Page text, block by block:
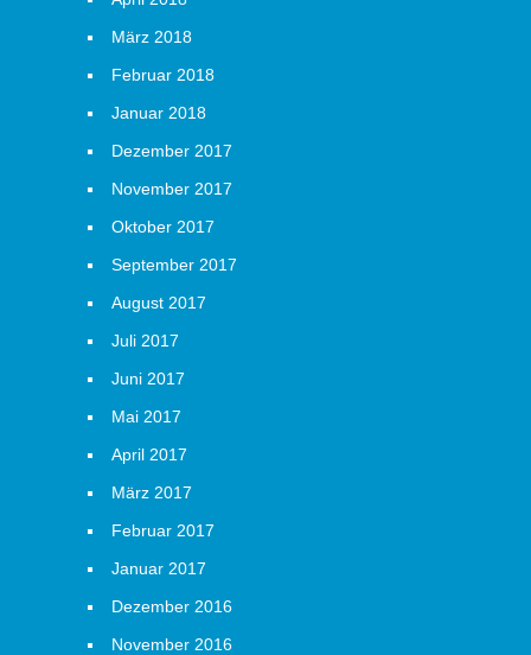
März 2018
Februar 2018
Januar 2018
Dezember 2017
November 2017
Oktober 2017
September 2017
August 2017
Juli 2017
Juni 2017
Mai 2017
April 2017
März 2017
Februar 2017
Januar 2017
Dezember 2016
November 2016